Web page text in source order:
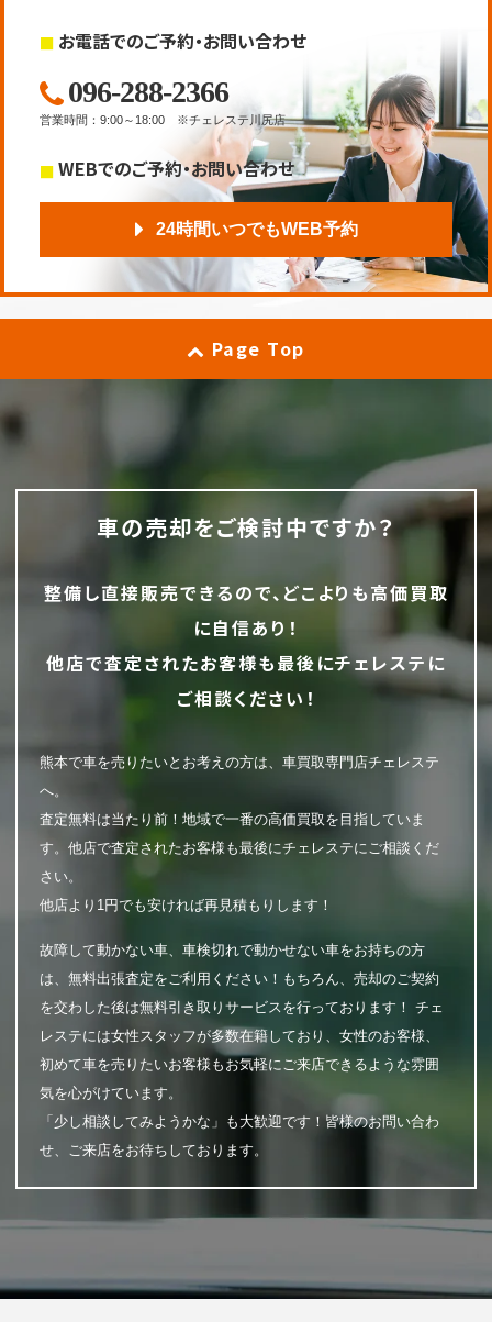
お電話でのご予約・お問い合わせ
096-288-2366
営業時間 ： 9:00～18:00 ※チェレステ川尻店
WEBでのご予約・お問い合わせ
24時間いつでもWEB予約
Page Top
車の売却をご検討中ですか？
整備し直接販売できるので、どこよりも高価買取
に自信あり！
他店で査定されたお客様も最後にチェレステに
ご相談ください！
熊本で車を売りたいとお考えの方は、車買取専門店チェレステ
へ。
査定無料は当たり前！地域で一番の高価買取を目指していま
す。他店で査定されたお客様も最後にチェレステにご相談くだ
さい。
他店より1円でも安ければ再見積もりします！
故障して動かない車、車検切れで動かせない車をお持ちの方
は、無料出張査定をご利用ください！もちろん、売却のご契約
を交わした後は無料引き取りサービスを行っております！ チェ
レステには女性スタッフが多数在籍しており、女性のお客様、
初めて車を売りたいお客様もお気軽にご来店できるような雰囲
気を心がけています。
「少し相談してみようかな」も大歓迎です！皆様のお問い合わ
せ、ご来店をお待ちしております。